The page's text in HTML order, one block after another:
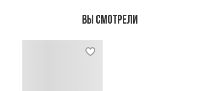
Вы смотрели